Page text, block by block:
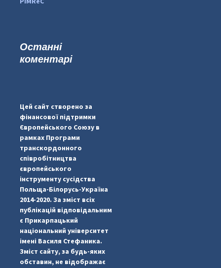
Останні
коментарі
Цей сайт створено за
фінансової підтримки
Європейського Союзу в
рамках Програми
транскордонного
співробітництва
європейського
інструменту сусідства
Польща-Білорусь-Україна
2014-2020. За зміст всіх
публікацій відповідальним
є Прикарпацький
національний університет
імені Василя Стефаника.
Зміст сайту, за будь-яких
обставин, не відображає